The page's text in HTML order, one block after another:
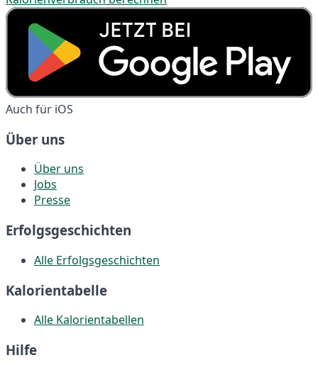
Auch für iOS
Über uns
Über uns
Jobs
Presse
Erfolgsgeschichten
Alle Erfolgsgeschichten
Kalorientabelle
Alle Kalorientabellen
Hilfe